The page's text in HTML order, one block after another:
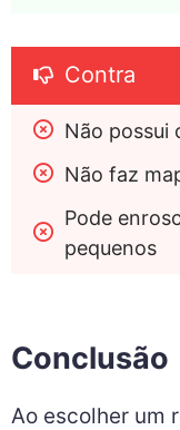
Contra
Não possui
Não faz
Pode
pequenos
Conclusão
Ao escolher um